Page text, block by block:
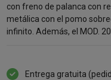
con freno de palanca con
metálica con el pomo
infinito. Además, el MOD.
Entrega gratuita